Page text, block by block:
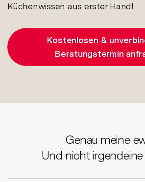
Küchenwissen aus erster Hand!
Kostenlosen &
Beratungstermin
Genau meine
Und nicht irgendeine